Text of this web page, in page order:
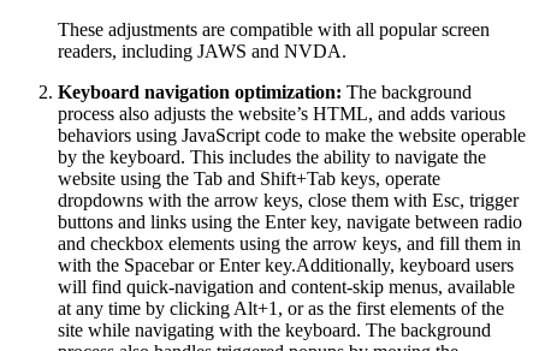
These adjustments are compatible with all popular screen
readers, including JAWS and NVDA.
Keyboard navigation optimization: The background
process also adjusts the website’s HTML, and adds various
behaviors using JavaScript code to make the website operable
by the keyboard. This includes the ability to navigate the
website using the Tab and Shift+Tab keys, operate
dropdowns with the arrow keys, close them with Esc, trigger
buttons and links using the Enter key, navigate between radio
and checkbox elements using the arrow keys, and fill them in
with the Spacebar or Enter key.Additionally, keyboard users
will find quick-navigation and content-skip menus, available
at any time by clicking Alt+1, or as the first elements of the
site while navigating with the keyboard. The background